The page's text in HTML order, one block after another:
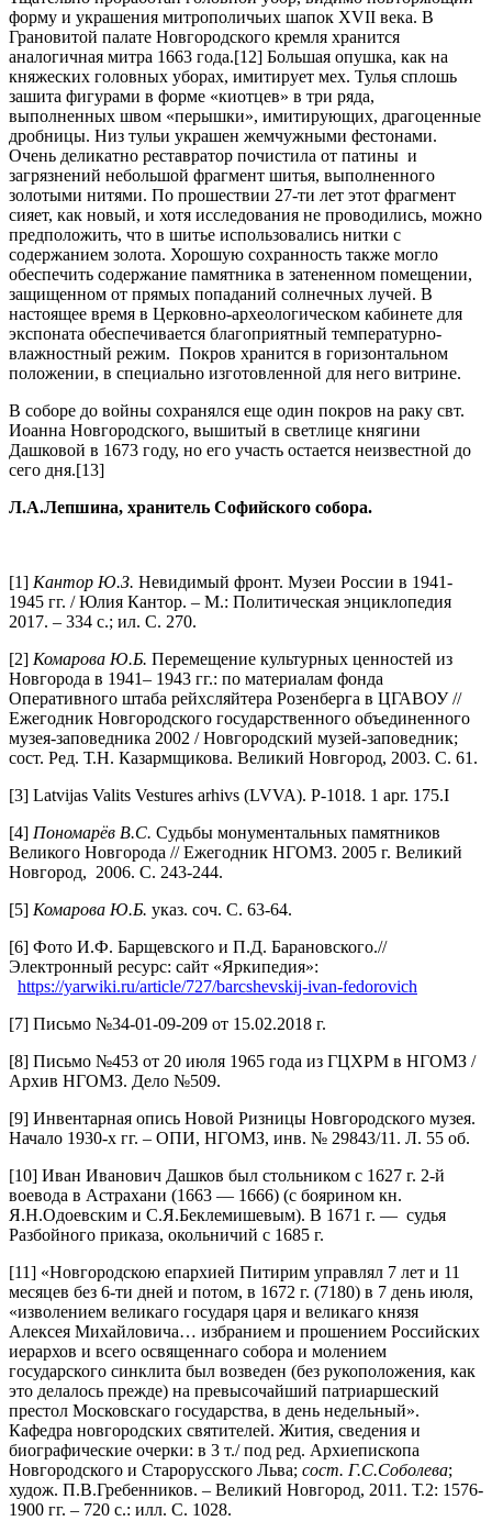
форму и украшения митрополичьих шапок XVII века. В
Грановитой палате Новгородского кремля хранится
аналогичная митра 1663 года.[12] Большая опушка, как на
княжеских головных уборах, имитирует мех. Тулья сплошь
зашита фигурами в форме «киотцев» в три ряда,
выполненных швом «перышки», имитирующих, драгоценные
дробницы. Низ тульи украшен жемчужными фестонами.
Очень деликатно реставратор почистила от патины и
загрязнений небольшой фрагмент шитья, выполненного
золотыми нитями. По прошествии 27-ти лет этот фрагмент
сияет, как новый, и хотя исследования не проводились, можно
предположить, что в шитье использовались нитки с
содержанием золота. Хорошую сохранность также могло
обеспечить содержание памятника в затененном помещении,
защищенном от прямых попаданий солнечных лучей. В
настоящее время в Церковно-археологическом кабинете для
экспоната обеспечивается благоприятный температурно-
влажностный режим. Покров хранится в горизонтальном
положении, в специально изготовленной для него витрине.
В соборе до войны сохранялся еще один покров на раку свт.
Иоанна Новгородского, вышитый в светлице княгини
Дашковой в 1673 году, но его участь остается неизвестной до
сего дня.[13]
Л.А.Лепшина, хранитель Софийского собора.
[1] Кантор Ю.З. Невидимый фронт. Музеи России в 1941-
1945 гг. / Юлия Кантор. – М.: Политическая энциклопедия
2017. – 334 с.; ил. С. 270.
[2] Комарова Ю.Б. Перемещение культурных ценностей из
Новгорода в 1941– 1943 гг.: по материалам фонда
Оперативного штаба рейхсляйтера Розенберга в ЦГАВОУ //
Ежегодник Новгородского государственного объединенного
музея-заповедника 2002 / Новгородский музей-заповедник;
сост. Ред. Т.Н. Казармщикова. Великий Новгород, 2003. С. 61.
[3] Latvijas Valits Vestures arhivs (LVVA). P-1018. 1 apr. 175.I
[4] Пономарёв В.С. Судьбы монументальных памятников
Великого Новгорода // Ежегодник НГОМЗ. 2005 г. Великий
Новгород, 2006. С. 243-244.
[5] Комарова Ю.Б. указ. соч. С. 63-64.
[6] Фото И.Ф. Барщевского и П.Д. Барановского.//
Электронный ресурс: сайт «Яркипедия»:
https://yarwiki.ru/article/727/barcshevskij-ivan-fedorovich
[7] Письмо №34-01-09-209 от 15.02.2018 г.
[8] Письмо №453 от 20 июля 1965 года из ГЦХРМ в НГОМЗ /
Архив НГОМЗ. Дело №509.
[9] Инвентарная опись Новой Ризницы Новгородского музея.
Начало 1930-х гг. – ОПИ, НГОМЗ, инв. № 29843/11. Л. 55 об.
[10] Иван Иванович Дашков был стольником с 1627 г. 2-й
воевода в Астрахани (1663 — 1666) (с боярином кн.
Я.Н.Одоевским и С.Я.Беклемишевым). В 1671 г. — судья
Разбойного приказа, окольничий с 1685 г.
[11] «Новгородскою епархией Питирим управлял 7 лет и 11
месяцев без 6-ти дней и потом, в 1672 г. (7180) в 7 день июля,
«изволением великаго государя царя и великаго князя
Алексея Михайловича… избранием и прошением Российских
иерархов и всего освященнаго собора и молением
государского синклита был возведен (без рукоположения, как
это делалось прежде) на превысочайший патриаршеский
престол Московскаго государства, в день недельный».
Кафедра новгородских святителей. Жития, сведения и
биографические очерки: в 3 т./ под ред. Архиепископа
Новгородского и Старорусского Льва; сост. Г.С.Соболева;
худож. П.В.Гребенников. – Великий Новгород, 2011. Т.2: 1576-
1900 гг. – 720 с.: илл. С. 1028.